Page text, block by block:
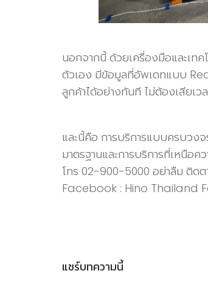
นอกจากนี้ ด้วยเครื่องมือและเท
ตัวเอง มีข้อมูลที่อัพเดทแบบ
ลูกค้าได้อย่างทันที ไม่ต้องเสียเ
และนี้คือ การบริการแบบครบวง
มาตรฐานและการบริการที่เหนือ
โทร 02-900-5000 อ
Facebook : Hino Thailand
แชร์บทความนี้